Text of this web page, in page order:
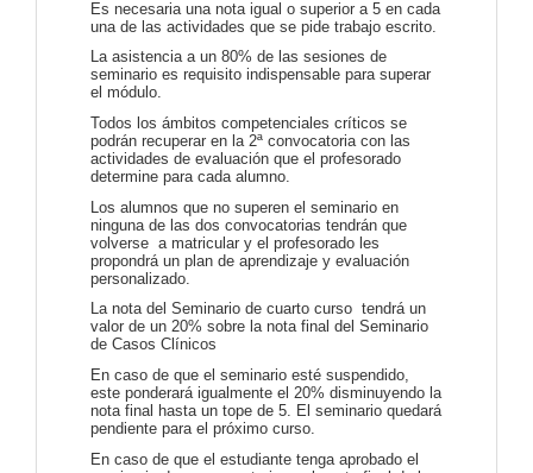
Es necesaria una nota igual o superior a 5 en cada
una de las actividades que se pide trabajo escrito.
La asistencia a un 80% de las sesiones de
seminario es requisito indispensable para superar
el módulo.
Todos los ámbitos competenciales críticos se
podrán recuperar en la 2ª convocatoria con las
actividades de evaluación que el profesorado
determine para cada alumno.
Los alumnos que no superen el seminario en
ninguna de las dos convocatorias tendrán que
volverse a matricular y el profesorado les
propondrá un plan de aprendizaje y evaluación
personalizado.
La nota del Seminario de cuarto curso tendrá un
valor de un 20% sobre la nota final del Seminario
de Casos Clínicos
En caso de que el seminario esté suspendido,
este ponderará igualmente el 20% disminuyendo la
nota final hasta un tope de 5. El seminario quedará
pendiente para el próximo curso.
En caso de que el estudiante tenga aprobado el